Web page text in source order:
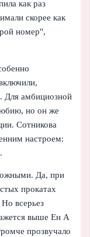
как раз
скорее как
номер",
Для амбициозной
но он же
Сотникова
настроем:
Да, при
прокатах
всерьез
выше Ен А
прозвучало